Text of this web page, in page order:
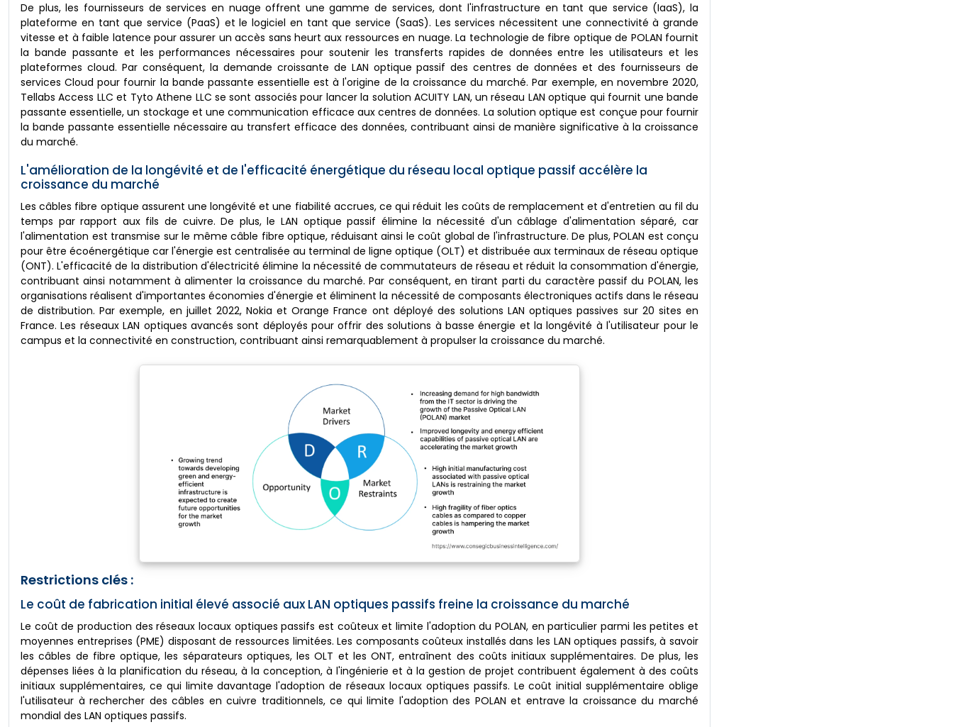
De plus, les fournisseurs de services en nuage offrent une gamme de services, dont l'infrastructure en tant que service (IaaS), la
plateforme en tant que service (PaaS) et le logiciel en tant que service (SaaS). Les services nécessitent une connectivité à grande
vitesse et à faible latence pour assurer un accès sans heurt aux ressources en nuage. La technologie de fibre optique de POLAN fournit
la bande passante et les performances nécessaires pour soutenir les transferts rapides de données entre les utilisateurs et les
plateformes cloud. Par conséquent, la demande croissante de LAN optique passif des centres de données et des fournisseurs de
services Cloud pour fournir la bande passante essentielle est à l'origine de la croissance du marché. Par exemple, en novembre 2020,
Tellabs Access LLC et Tyto Athene LLC se sont associés pour lancer la solution ACUITY LAN, un réseau LAN optique qui fournit une bande
passante essentielle, un stockage et une communication efficace aux centres de données. La solution optique est conçue pour fournir
la bande passante essentielle nécessaire au transfert efficace des données, contribuant ainsi de manière significative à la croissance
du marché.
L'amélioration de la longévité et de l'efficacité énergétique du réseau local optique passif accélère la
croissance du marché
Les câbles fibre optique assurent une longévité et une fiabilité accrues, ce qui réduit les coûts de remplacement et d'entretien au fil du
temps par rapport aux fils de cuivre. De plus, le LAN optique passif élimine la nécessité d'un câblage d'alimentation séparé, car
l'alimentation est transmise sur le même câble fibre optique, réduisant ainsi le coût global de l'infrastructure. De plus, POLAN est conçu
pour être écoénergétique car l'énergie est centralisée au terminal de ligne optique (OLT) et distribuée aux terminaux de réseau optique
(ONT). L'efficacité de la distribution d'électricité élimine la nécessité de commutateurs de réseau et réduit la consommation d'énergie,
contribuant ainsi notamment à alimenter la croissance du marché. Par conséquent, en tirant parti du caractère passif du POLAN, les
organisations réalisent d'importantes économies d'énergie et éliminent la nécessité de composants électroniques actifs dans le réseau
de distribution. Par exemple, en juillet 2022, Nokia et Orange France ont déployé des solutions LAN optiques passives sur 20 sites en
France. Les réseaux LAN optiques avancés sont déployés pour offrir des solutions à basse énergie et la longévité à l'utilisateur pour le
campus et la connectivité en construction, contribuant ainsi remarquablement à propulser la croissance du marché.
Restrictions clés :
Le coût de fabrication initial élevé associé aux LAN optiques passifs freine la croissance du marché
Le coût de production des réseaux locaux optiques passifs est coûteux et limite l'adoption du POLAN, en particulier parmi les petites et
moyennes entreprises (PME) disposant de ressources limitées. Les composants coûteux installés dans les LAN optiques passifs, à savoir
les câbles de fibre optique, les séparateurs optiques, les OLT et les ONT, entraînent des coûts initiaux supplémentaires. De plus, les
dépenses liées à la planification du réseau, à la conception, à l'ingénierie et à la gestion de projet contribuent également à des coûts
initiaux supplémentaires, ce qui limite davantage l'adoption de réseaux locaux optiques passifs. Le coût initial supplémentaire oblige
l'utilisateur à rechercher des câbles en cuivre traditionnels, ce qui limite l'adoption des POLAN et entrave la croissance du marché
mondial des LAN optiques passifs.